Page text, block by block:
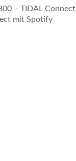
– TIDAL Connect
mit Spotify